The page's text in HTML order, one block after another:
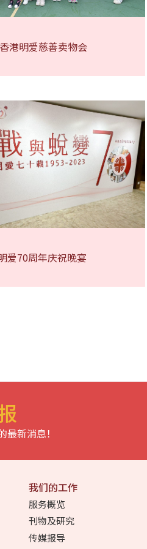
港明爱慈善卖物会
爱70周年庆祝晚宴
新消息！
我们的工作
服务概览
刊物及研究
传媒报导